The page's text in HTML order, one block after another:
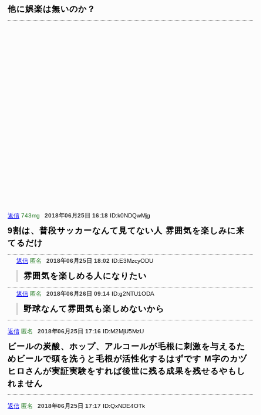
他に娯楽は無いのか？
返信 743mg 2018年06月25日 16:18 ID:k0NDQwMjg
9割は、普段サッカーなんて見てない人 雰囲気を楽しみに来
てるだけ
返信 匿名 2018年06月25日 18:02 ID:E3MzcyODU
雰囲気を楽しめる人になりたい
返信 匿名 2018年06月26日 09:14 ID:g2NTU1ODA
野球なんて雰囲気も楽しめないから
返信 匿名 2018年06月25日 17:16 ID:M2MjU5MzU
ビールの炭酸、ホップ、アルコールが毛根に刺激を与えるた
めビールで頭を洗うと毛根が活性化するはずです M字のカヅ
ヒロさんが実証実験をすれば後世に残る成果を残せるやもし
れません
返信 匿名 2018年06月25日 17:17 ID:QxNDE4OTk